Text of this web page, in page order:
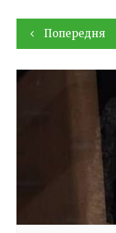
Навігація
записів
Попередня